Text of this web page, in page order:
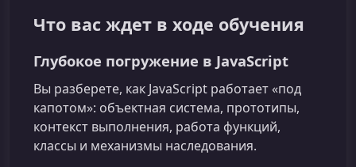
Что вас ждет в ходе обучения
Глубокое погружение в JavaScript
Вы разберете, как JavaScript работает «под
капотом»: объектная система, прототипы,
контекст выполнения, работа функций,
классы и механизмы наследования.